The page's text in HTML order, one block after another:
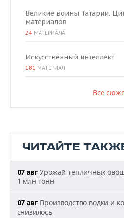
Великие воины Татарии.
материалов
24 МАТЕРИАЛА
Искусственный интеллект
181 МАТЕРИАЛ
Все
ЧИТАЙТЕ
07 авг Урожай тепличных
1 млн тонн
07 авг Производство водки и
снизилось